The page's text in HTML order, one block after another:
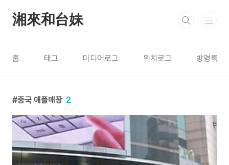
湘來和台妹
홈 태그 미디어로그 위치로그 방명록
중국 애플매장 2